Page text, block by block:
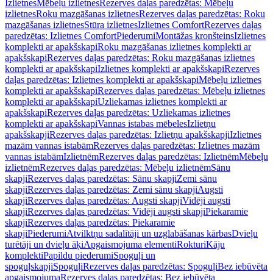
IzlietnesMēbeļu izlietnesRezerves daļas paredzētas: Mēbeļu
izlietnesRoku mazgāšanas izlietnesRezerves daļas paredzētas: Roku
mazgāšanas izlietnesStūra izlietnesIzlietnes ComfortRezerves daļas
paredzētas: Izlietnes ComfortPiederumiMontāžas kronšteinsIzlietnes
komplekti ar apakšskapiRoku mazgāšanas izlietnes komplekti ar
apakšskapiRezerves daļas paredzētas: Roku mazgāšanas izlietnes
komplekti ar apakšskapiIzlietnes komplekti ar apakšskapiRezerves
daļas paredzētas: Izlietnes komplekti ar apakšskapiMēbeļu izlietnes
komplekti ar apakšskapiRezerves daļas paredzētas: Mēbeļu izlietnes
komplekti ar apakšskapiUzliekamas izlietnes komplekti ar
apakšskapiRezerves daļas paredzētas: Uzliekamas izlietnes
komplekti ar apakšskapiVannas istabas mēbelesIzlietņu
apakšskapjiRezerves daļas paredzētas: Izlietņu apakšskapjiIzlietnes
mazām vannas istabāmRezerves daļas paredzētas: Izlietnes mazām
vannas istabāmIzlietnēmRezerves daļas paredzētas: IzlietnēmMēbeļu
izlietnēmRezerves daļas paredzētas: Mēbeļu izlietnēmSānu
skapjiRezerves daļas paredzētas: Sānu skapjiZemi sānu
skapjiRezerves daļas paredzētas: Zemi sānu skapjiAugsti
skapjiRezerves daļas paredzētas: Augsti skapjiVidēji augsti
skapjiRezerves daļas paredzētas: Vidēji augsti skapjiPiekaramie
skapjiRezerves daļas paredzētas: Piekaramie
skapjiPiederumiAtvilktņu sadalītāji un uzglabāšanas kārbasDvieļu
turētāji un dvieļu āķiApgaismojuma elementiRokturiKāju
komplektiPapildu piederumiSpoguļi un
spoguļskapjiSpoguļiRezerves daļas paredzētas: SpoguļiBez iebūvēta
apgaismojumaRezerves daļas paredzētas: Bez iebūvēta